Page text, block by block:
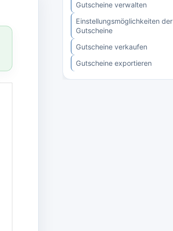
Gutscheine verwalten
Einstellungsmöglichkeiten der
Gutscheine
Gutscheine verkaufen
Gutscheine exportieren